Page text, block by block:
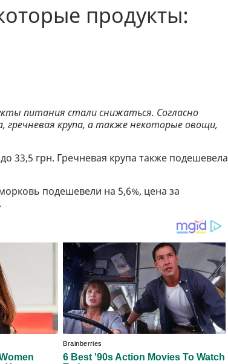
продукты:
питания стали снижаться. Согласно
гречневая крупа, а также некоторые овощи,
33,5 грн. Гречневая крупа также подешевела
подешевели на 5,6%, цена за